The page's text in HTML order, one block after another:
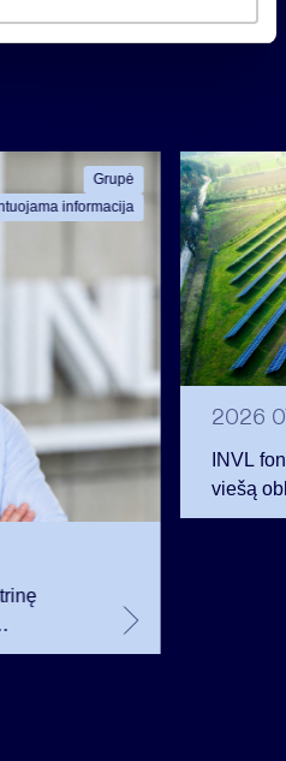
Grupė
informacija
17,4
2026
INVL
viešą
12 mln.